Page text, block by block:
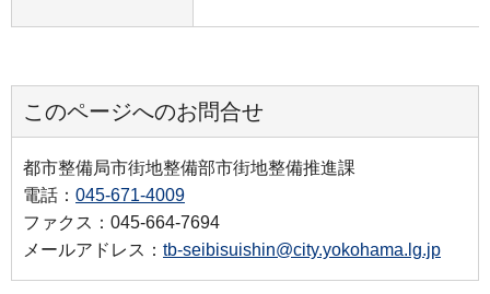
このページへのお問合せ
都市整備局市街地整備部市街地整備推進課
電話： 045-671-4009
ファクス：045-664-7694
メールアドレス： tb-seibisuishin@city.yokohama.lg.jp